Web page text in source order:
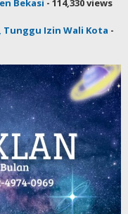
Bekasi - 114,330 views
Tunggu Izin Wali Kota -